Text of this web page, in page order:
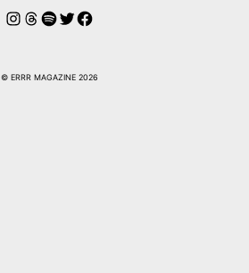
Instagram
Hilos
Spotify
Twitter
Facebook
© ERRR MAGAZINE 2026